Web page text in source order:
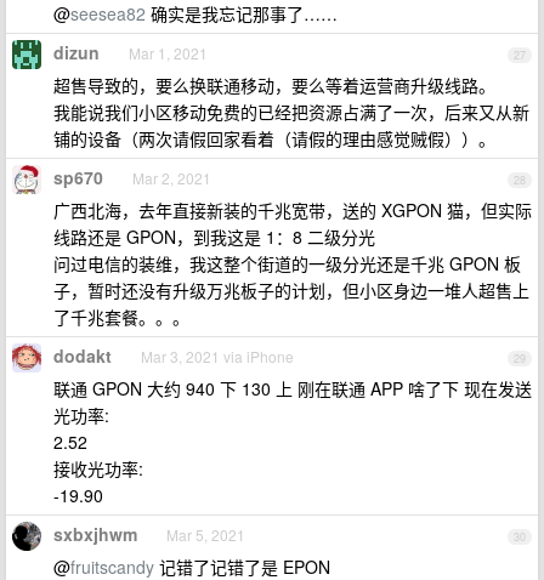
@seesea82 确实是我忘记那事了……
27
dizun Mar 1, 2021
超售导致的，要么换联通移动，要么等着运营商升级线路。
我能说我们小区移动免费的已经把资源占满了一次，后来又从新
铺的设备（两次请假回家看着（请假的理由感觉贼假））。
28
sp670 Mar 2, 2021
广西北海，去年直接新装的千兆宽带，送的 XGPON 猫，但实际
线路还是 GPON，到我这是 1：8 二级分光
问过电信的装维，我这整个街道的一级分光还是千兆 GPON 板
子，暂时还没有升级万兆板子的计划，但小区身边一堆人超售上
了千兆套餐。。。
29
dodakt Mar 3, 2021 via iPhone
联通 GPON 大约 940 下 130 上 刚在联通 APP 啥了下 现在发送
光功率:
2.52
接收光功率:
-19.90
30
sxbxjhwm Mar 5, 2021
@fruitscandy 记错了记错了是 EPON